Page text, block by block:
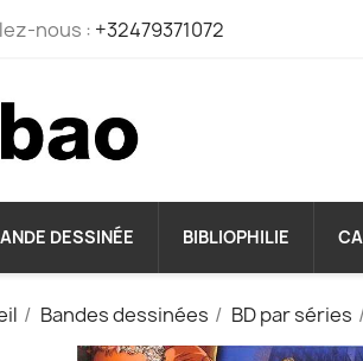
nous : +32479371072
DESSINÉE BIBLIOPHILIE
Bandes dessinées BD par séries